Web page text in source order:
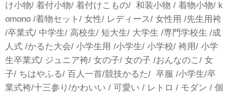
け小物/ 着付小物/ 着付けこもの/ 和装小物 / 着物小物/ k
omono /着物セット/ 女性/ レディース/ 女性用 /先生用袴
/卒業式/ 中学生/ 高校生/ 短大生/ 大学生 /専門学校生 /成
人式 /かるた大会/ 小学生用 /小学生/ 小学校/ 袴用/ 小学
生卒業式/ ジュニア袴/ 女の子/ 女の子 /おんなのこ/ 女
子/ ちはやふる/ 百人一首/競技かるた/ 卒服 /小学生/卒
業式袴/十三参り/かわいい / 可愛い / レトロ / モダン / 個